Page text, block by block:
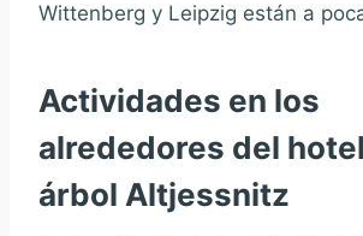
Wittenberg y Leipzig están a
Actividades en los
alrededores del
árbol Altjessnitz